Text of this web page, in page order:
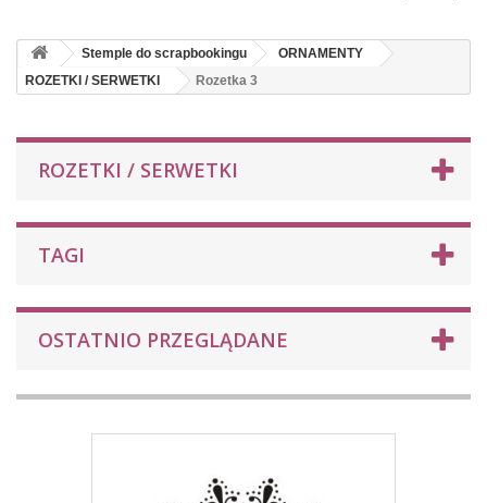
Stemple do scrapbookingu
ORNAMENTY
ROZETKI / SERWETKI
Rozetka 3
ROZETKI / SERWETKI
TAGI
OSTATNIO PRZEGLĄDANE